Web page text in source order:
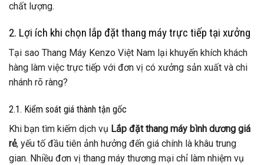
chất lượng.
2. Lợi ích khi chọn lắp đặt thang máy trực tiếp tại xưởng
Tại sao Thang Máy Kenzo Việt Nam lại khuyến khích khách
hàng làm việc trực tiếp với đơn vị có xưởng sản xuất và chi
nhánh rõ ràng?
2.1. Kiểm soát giá thành tận gốc
Khi bạn tìm kiếm dịch vụ Lắp đặt thang máy bình dương giá
rẻ, yếu tố đầu tiên ảnh hưởng đến giá chính là khâu trung
gian. Nhiều đơn vị thang máy thương mại chỉ làm nhiệm vụ